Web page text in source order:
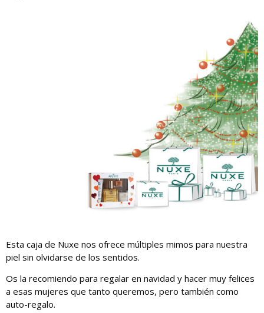
Esta caja de Nuxe nos ofrece múltiples mimos para nuestra
piel sin olvidarse de los sentidos.
Os la recomiendo para regalar en navidad y hacer muy felices
a esas mujeres que tanto queremos, pero también como
auto-regalo.